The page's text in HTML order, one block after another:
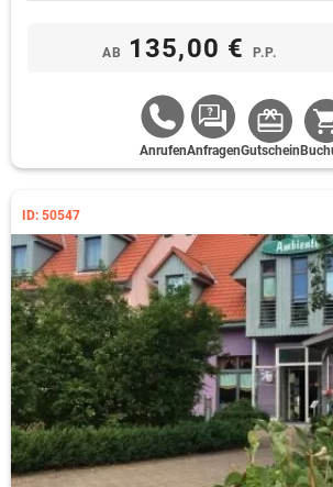
AB 135,00 € P.P.
AnrufenAnfragenGutschein
ID: 50547